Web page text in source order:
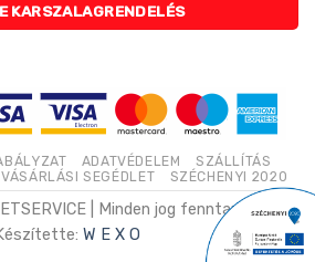
KARSZALAGRENDELÉS
ADATVÉDELEM
SZÁLLÍTÁS
VÁSÁRLÁSI SEGÉDLET SZÉCHENYI 2020
| Minden jog fenntartva. |
W E X O